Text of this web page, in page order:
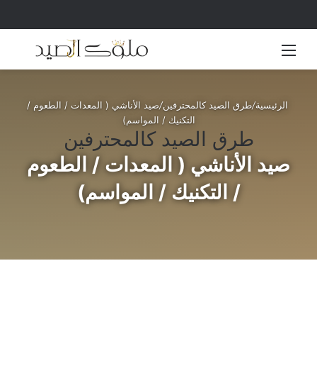
الرئيسية/طرق الصيد كالمحترفين/صيد الأناشي ( المعدات / الطعوم /
التكنيك / المواسم)
طرق الصيد كالمحترفين
صيد الأناشي ( المعدات / الطعوم
/ التكنيك / المواسم)